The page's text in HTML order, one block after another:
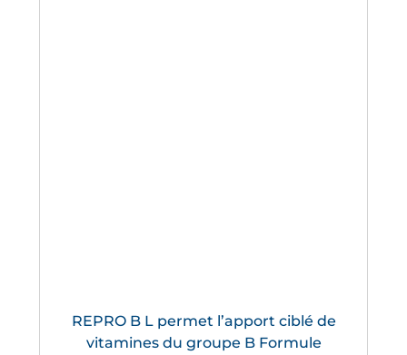
REPRO B L permet l’apport ciblé de
vitamines du groupe B Formule